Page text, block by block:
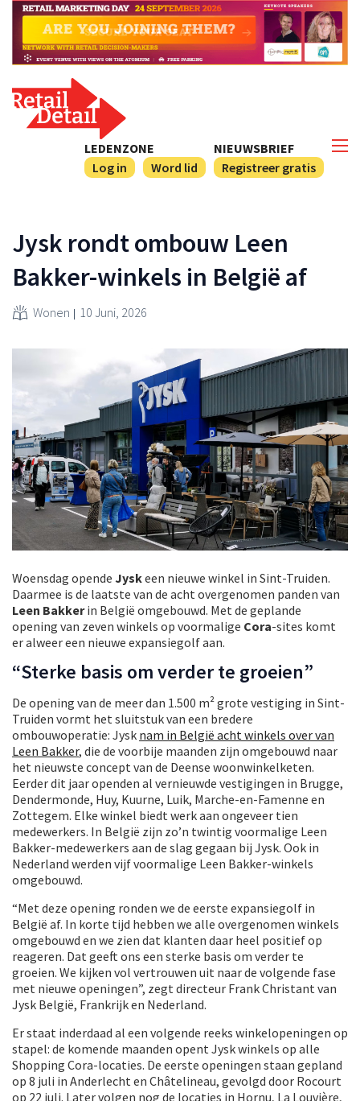
NIEUWSBRIEF
Registreer gratis
LEDENZONE
Log in
Word lid
Jysk rondt ombouw Leen
Bakker-winkels in België af
Wonen 10 Juni, 2026
Woensdag opende Jyskeen nieuwe winkel in Sint-Truiden.
Daarmee is de laatste van de acht overgenomen panden van
Leen Bakkerin België omgebouwd. Met de geplande
opening van zeven winkels op voormalige Cora-sites komt
er alweer een nieuwe expansiegolf aan.
“Sterke basis om verder te groeien”
De opening van de meer dan 1.500 m² grote vestiging in Sint-
Truiden vormt het sluitstuk van een bredere
ombouwoperatie: Jysk nam in België acht winkels over van
Leen Bakker, die de voorbije maanden zijn omgebouwd naar
het nieuwste concept van de Deense woonwinkelketen.
Eerder dit jaar openden al vernieuwde vestigingen in Brugge,
Dendermonde, Huy, Kuurne, Luik, Marche-en-Famenne en
Zottegem. Elke winkel biedt werk aan ongeveer tien
medewerkers. In België zijn zo’n twintig voormalige Leen
Bakker-medewerkers aan de slag gegaan bij Jysk. Ook in
Nederland werden vijf voormalige Leen Bakker-winkels
omgebouwd.
“Met deze opening ronden we de eerste expansiegolf in
België af. In korte tijd hebben we alle overgenomen winkels
omgebouwd en we zien dat klanten daar heel positief op
reageren. Dat geeft ons een sterke basis om verder te
groeien. We kijken vol vertrouwen uit naar de volgende fase
met nieuwe openingen”, zegt directeur Frank Christant van
Jysk België, Frankrijk en Nederland.
Er staat inderdaad al een volgende reeks winkelopeningen op
stapel: de komende maanden opent Jysk winkels op alle
Shopping Cora-locaties. De eerste openingen staan gepland
op 8 juli in Anderlecht en Châtelineau, gevolgd door Rocourt
op 22 juli. Later volgen nog de locaties in Hornu, La Louvière,